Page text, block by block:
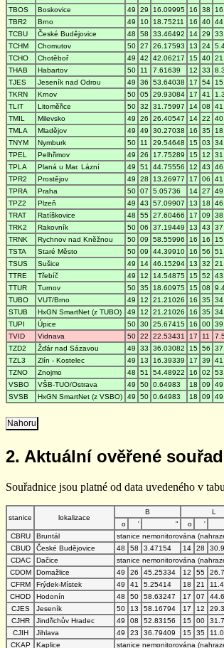
TBOS
Boskovice 49 29 16.09995 16 38
TBR2
Brno 49 10 18.75211 16 40
TCBU
České Budějovice 48 58 33.46492 14 29
TCHM
Chomutov 50 27 26.17593 13 24
TCHO
Chotěboř 49 42 42.06217 15 40
THAB
Habartov 50 11 7.61639 12 33
TJES
Jeseník nad Odrou 49 36 53.64038 17 54
TKRN
Krnov 50 05 29.93084 17 41
TLIT
Litoměřice 50 32 31.75997 14 08
TMIL
Milevsko 49 26 26.40547 14 22
TMLA
Mladějov 49 49 30.27038 16 35
TNYM
Nymburk 50 11 29.54648 15 03
TPEL
Pelhřimov 49 26 17.75289 15 12
TPLA
Planá u Mar. Lázní 49 51 44.75556 12 43
TPR2
Prostějov 49 28 13.26977 17 06
TPRA
Praha 50 07 5.05736 14 27
TPZ2
Plzeň 49 43 57.09907 13 18
TRAT
Ratíškovice 48 55 27.60466 17 09
TRK2
Rakovník 50 06 37.19449 13 43
TRNK
Rychnov nad Kněžnou 50 09 58.55996 16 16
TSTA
Staré Město 50 09 44.39910 16 56
TSUS
Sušice 49 14 46.15294 13 32
TTRE
Třebíč 49 12 14.54875 15 52
TTUR
Turnov 50 35 18.60975 15 08
TUBO
VUT/Brno 49 12 21.21026 16 35
STUB
HxGN SmartNet (z TUBO) 49 12 21.21026 16 35
TUPI
Úpice 50 30 25.67415 16 00
TVID
Vidnava 50 22 22.53431 17 11
TZD2
Žďár nad Sázavou 49 33 36.03082 15 56
TZL3
Zlín - Kostelec 49 13 16.39339 17 39
TZNO
Znojmo 48 51 54.48922 16 02
VSBO
VŠB-TUO/Ostrava 49 50 0.64983 18 09
SVSB
HxGN SmartNet (z VSBO) 49 50 0.64983 18 09
Nahoru
2. Aktuální ověřené
Souřadnice jsou platné od data uvedeného v
stanice lokalizace
B L
o ' " o '
CBRU
Bruntál stanice nemonitorována
CBUD
České Budějovice 48 58 3.47154 14 28
CDAC
Dačice stanice nemonitorována
CDOM
Domažlice 49 26 45.25334 12 55
CFRM
Frýdek-Místek 49 41 5.25414 18 21
CHOD
Hodonín 48 50 58.63247 17 07
CJES
Jeseník 50 13 58.16794 17 12
CJHR
Jindřichův Hradec 49 08 52.83156 15 00
CJIH
Jihlava 49 23 36.79409 15 35
CKAP
Kaplice stanice nemonitorována